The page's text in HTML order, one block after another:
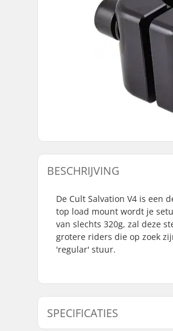
BESCHRIJVING
De Cult Salvation V4 is een
top load mount wordt je
van slechts 320g, zal deze
grotere riders die op zoek
'regular' stuur.
SPECIFICATIES